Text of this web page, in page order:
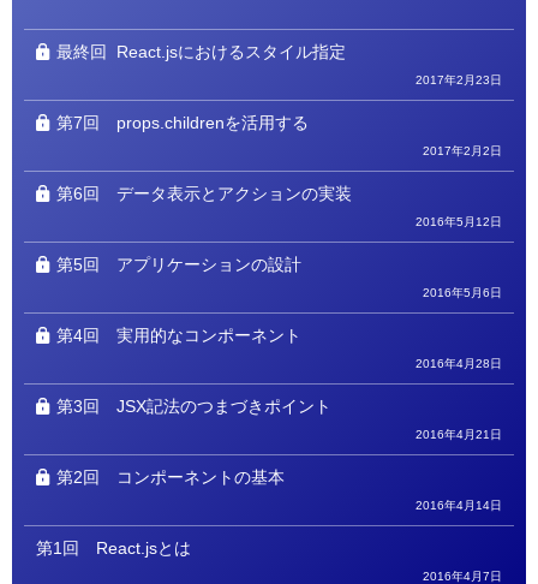
リ
ー
最終回 React.jsにおけるスタイル指定
2017年2月23日
第7回 props.childrenを活用する
2017年2月2日
第6回 データ表示とアクションの実装
2016年5月12日
第5回 アプリケーションの設計
2016年5月6日
第4回 実用的なコンポーネント
2016年4月28日
第3回 JSX記法のつまづきポイント
2016年4月21日
第2回 コンポーネントの基本
2016年4月14日
第1回 React.jsとは
2016年4月7日